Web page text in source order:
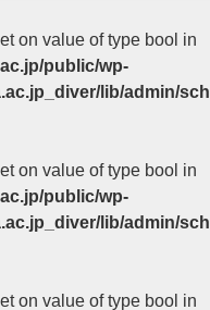
on value of type bool in
public/wp-
lib/admin/
on value of type bool in
public/wp-
lib/admin/
on value of type bool in